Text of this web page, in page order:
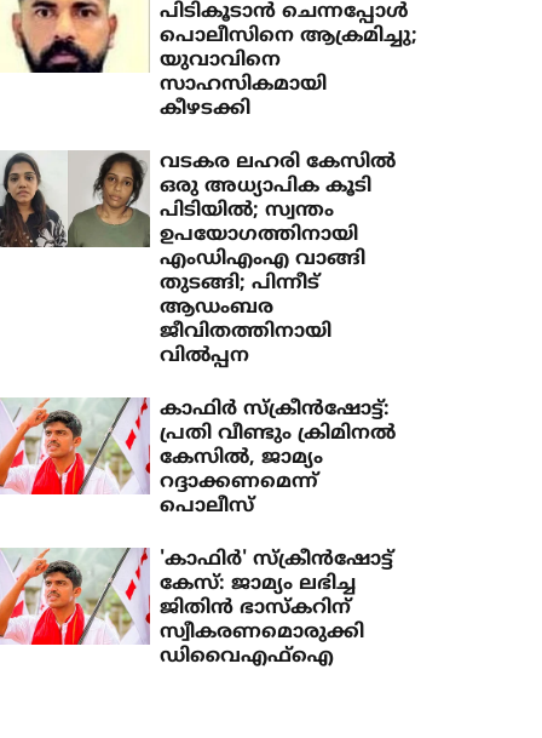
പിടികൂടാൻ ചെന്നപ്പോൾ
പൊലീസിനെ ആക്രമിച്ചു;
യുവാവിനെ
സാഹസികമായി
കീഴടക്കി
വടകര ലഹരി കേസിൽ
ഒരു അധ്യാപിക കൂടി
പിടിയിൽ; സ്വന്തം
ഉപയോഗത്തിനായി
എംഡിഎംഎ വാങ്ങി
തുടങ്ങി; പിന്നീട്
ആഡംബര
ജീവിതത്തിനായി
വിൽപ്പന
കാഫിർ സ്‌ക്രീൻഷോട്ട്:
പ്രതി വീണ്ടും ക്രിമിനൽ
കേസിൽ, ജാമ്യം
റദ്ദാക്കണമെന്ന്
പൊലീസ്
'കാഫിർ' സ്‌ക്രീൻഷോട്ട്
കേസ്: ജാമ്യം ലഭിച്ച
ജിതിൻ ഭാസ്‌കറിന്
സ്വീകരണമൊരുക്കി
ഡിവൈഎഫ്ഐ